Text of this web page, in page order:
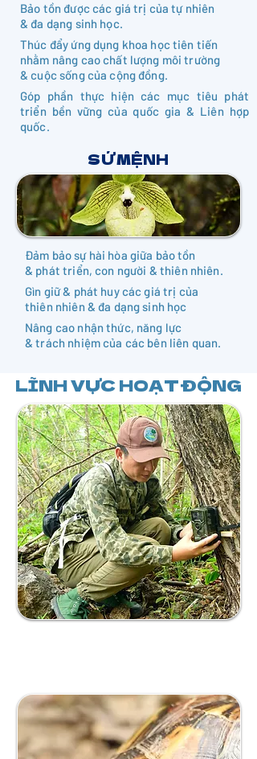
Bảo tồn được các giá trị của tự nhiên
& đa dạng sinh học.
Thúc đẩy ứng dụng khoa học tiên tiến
nhằm nâng cao chất lượng môi trường
& cuộc sống của cộng đồng.
Góp phần thực hiện các mục tiêu phát
triển bền vững của quốc gia & Liên hợp
quốc.
SỨ MỆNH
Đảm bảo sự hài hòa giữa bảo tồn
& phát triển, con người & thiên nhiên.
Gìn giữ & phát huy các giá trị của
thiên nhiên & đa dạng sinh học
Nâng cao nhận thức, năng lực
&trách nhiệm của các bên liên quan.
LĨNH VỰC HOẠT ĐỘNG